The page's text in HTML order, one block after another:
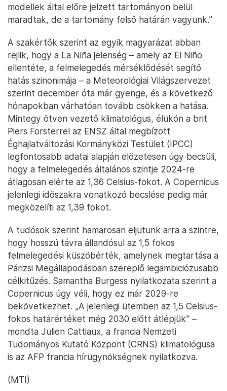
modellek által előre jelzett tartományon belül
maradtak, de a tartomány felső határán vagyunk.”
A szakértők szerint az egyik magyarázat abban
rejlik, hogy a La Niña jelenség – amely az El Niño
ellentéte, a felmelegedés mérséklődését segítő
hatás szinonimája – a Meteorológiai Világszervezet
szerint december óta már gyenge, és a következő
hónapokban várhatóan tovább csökken a hatása.
Mintegy ötven vezető klimatológus, élükön a brit
Piers Forsterrel az ENSZ által megbízott
Éghajlatváltozási Kormányközi Testület (IPCC)
legfontosabb adatai alapján előzetesen úgy becsüli,
hogy a felmelegedés általános szintje 2024-re
átlagosan elérte az 1,36 Celsius-fokot. A Copernicus
jelenlegi időszakra vonatkozó becslése pedig már
megközelíti az 1,39 fokot.
A tudósok szerint hamarosan eljutunk arra a szintre,
hogy hosszú távra állandósul az 1,5 fokos
felmelegedési küszöbérték, amelynek megtartása a
Párizsi Megállapodásban szereplő legambiciózusabb
célkitűzés. Samantha Burgess nyilatkozata szerint a
Copernicus úgy véli, hogy ez már 2029-re
bekövetkezhet. „A jelenlegi ütemben az 1,5 Celsius-
fokos határértéket még 2030 előtt átlépjük” –
mondta Julien Cattiaux, a francia Nemzeti
Tudományos Kutató Központ (CRNS) klimatológusa
is az AFP francia hírügynökségnek nyilatkozva.
(MTI)